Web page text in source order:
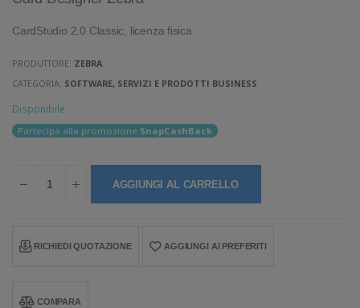
CardStudio 2.0 Classic, licenza fisica
PRODUTTORE: ZEBRA
CATEGORIA: SOFTWARE, SERVIZI E PRODOTTI BUSINESS
Disponibile
Partecipa alla promozione SnapCashBack
AGGIUNGI AL CARRELLO
RICHIEDI QUOTAZIONE AGGIUNGI AI PREFERITI
COMPARA